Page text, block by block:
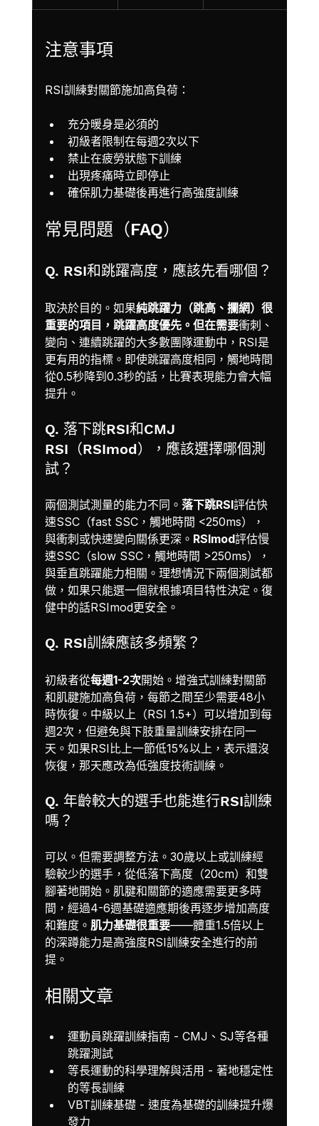
注意事項
RSI訓練對關節施加高負荷：
充分暖身是必須的
初級者限制在每週2次以下
禁止在疲勞狀態下訓練
出現疼痛時立即停止
確保肌力基礎後再進行高強度訓練
常見問題（FAQ）
Q. RSI和跳躍高度，應該先看哪個？
取決於目的。如果純跳躍力（跳高、攔網）很
重要的項目，跳躍高度優先。但在需要衝刺、
變向、連續跳躍的大多數團隊運動中，RSI是
更有用的指標。即使跳躍高度相同，觸地時間
從0.5秒降到0.3秒的話，比賽表現能力會大幅
提升。
Q. 落下跳RSI和CMJ
RSI（RSImod），應該選擇哪個測
試？
兩個測試測量的能力不同。 落下跳RSI評估快
速SSC（fast SSC，觸地時間 <250ms），
與衝刺或快速變向關係更深。 RSImod評估慢
速SSC（slow SSC，觸地時間 >250ms），
與垂直跳躍能力相關。理想情況下兩個測試都
做，如果只能選一個就根據項目特性決定。復
健中的話RSImod更安全。
Q. RSI訓練應該多頻繁？
初級者從每週1-2次開始。增強式訓練對關節
和肌腱施加高負荷，每節之間至少需要48小
時恢復。中級以上（RSI 1.5+）可以增加到每
週2次，但避免與下肢重量訓練安排在同一
天。如果RSI比上一節低15%以上，表示還沒
恢復，那天應改為低強度技術訓練。
Q. 年齡較大的選手也能進行RSI訓練
嗎？
可以。但需要調整方法。30歲以上或訓練經
驗較少的選手，從低落下高度（20cm）和雙
腳著地開始。肌腱和關節的適應需要更多時
間，經過4-6週基礎適應期後再逐步增加高度
和難度。 肌力基礎很重要——體重1.5倍以上
的深蹲能力是高強度RSI訓練安全進行的前
提。
相關文章
運動員跳躍訓練指南 - CMJ、SJ等各種
跳躍測試
等長運動的科學理解與活用 - 著地穩定性
的等長訓練
VBT訓練基礎 - 速度為基礎的訓練提升爆
發力